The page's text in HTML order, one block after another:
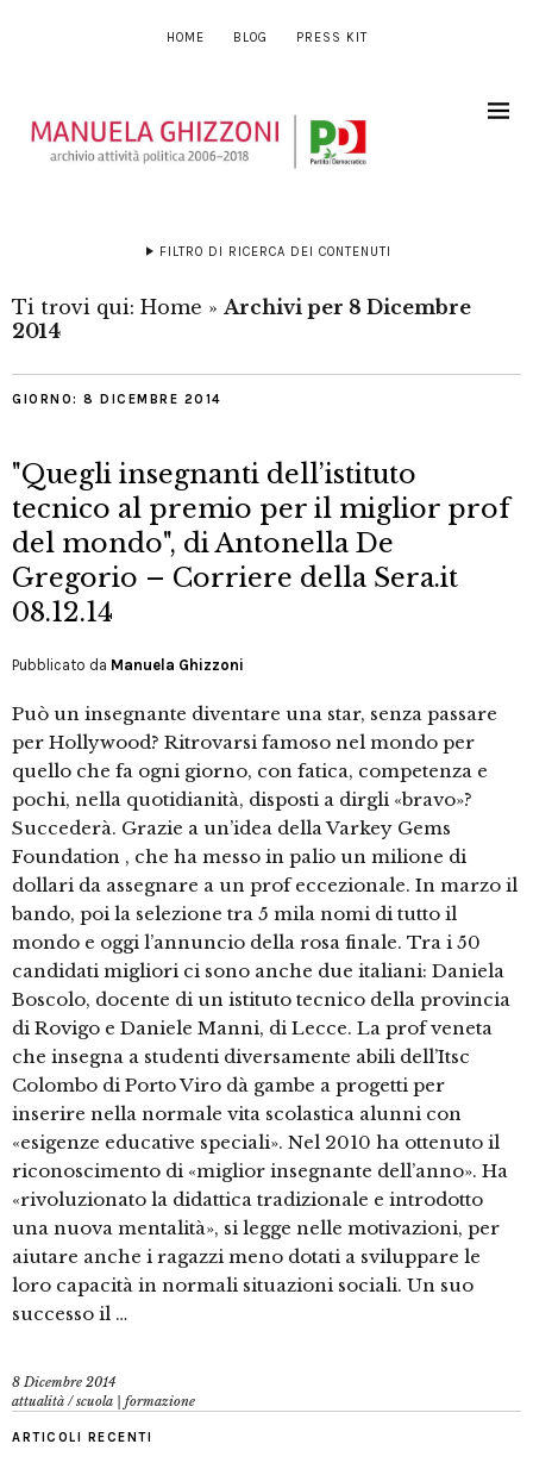
HOME BLOG PRESS KIT
FILTRO DI RICERCA DEI CONTENUTI
Ti trovi qui: Home » Archivi per 8 Dicembre
2014
GIORNO: 8 DICEMBRE 2014
"Quegli insegnanti dell’istituto
tecnico al premio per il miglior prof
del mondo", di Antonella De
Gregorio – Corriere della Sera.it
08.12.14
Pubblicato da Manuela Ghizzoni
Può un insegnante diventare una star, senza passare
per Hollywood? Ritrovarsi famoso nel mondo per
quello che fa ogni giorno, con fatica, competenza e
pochi, nella quotidianità, disposti a dirgli «bravo»?
Succederà. Grazie a un’idea della Varkey Gems
Foundation , che ha messo in palio un milione di
dollari da assegnare a un prof eccezionale. In marzo il
bando, poi la selezione tra 5 mila nomi di tutto il
mondo e oggi l’annuncio della rosa finale. Tra i 50
candidati migliori ci sono anche due italiani: Daniela
Boscolo, docente di un istituto tecnico della provincia
di Rovigo e Daniele Manni, di Lecce. La prof veneta
che insegna a studenti diversamente abili dell’Itsc
Colombo di Porto Viro dà gambe a progetti per
inserire nella normale vita scolastica alunni con
«esigenze educative speciali». Nel 2010 ha ottenuto il
riconoscimento di «miglior insegnante dell’anno». Ha
«rivoluzionato la didattica tradizionale e introdotto
una nuova mentalità», si legge nelle motivazioni, per
aiutare anche i ragazzi meno dotati a sviluppare le
loro capacità in normali situazioni sociali. Un suo
successo il …
8 Dicembre 2014
attualità /scuola | formazione
ARTICOLI RECENTI